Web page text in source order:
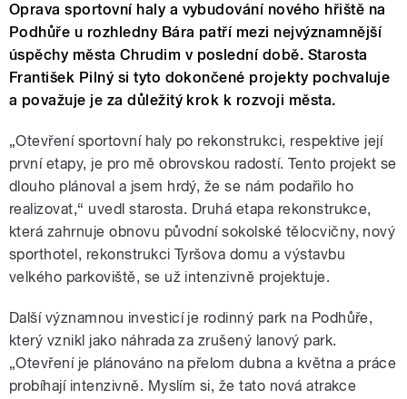
Oprava sportovní haly a vybudování nového hřiště na
Podhůře u rozhledny Bára patří mezi nejvýznamnější
úspěchy města Chrudim v poslední době. Starosta
František Pilný si tyto dokončené projekty pochvaluje
a považuje je za důležitý krok k rozvoji města.
„Otevření sportovní haly po rekonstrukci, respektive její
první etapy, je pro mě obrovskou radostí. Tento projekt se
dlouho plánoval a jsem hrdý, že se nám podařilo ho
realizovat,“ uvedl starosta. Druhá etapa rekonstrukce,
která zahrnuje obnovu původní sokolské tělocvičny, nový
sporthotel, rekonstrukci Tyršova domu a výstavbu
velkého parkoviště, se už intenzivně projektuje.
Další významnou investicí je rodinný park na Podhůře,
který vznikl jako náhrada za zrušený lanový park.
„Otevření je plánováno na přelom dubna a května a práce
probíhají intenzivně. Myslím si, že tato nová atrakce